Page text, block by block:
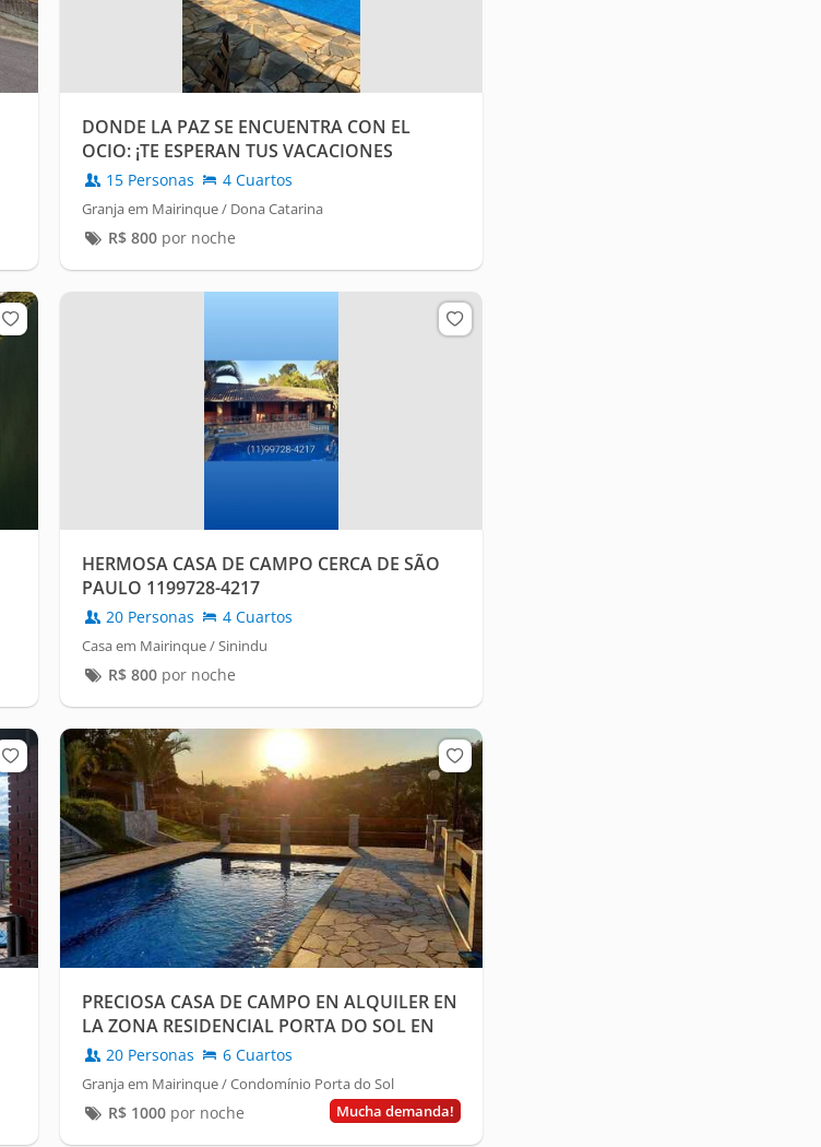
DONDE LA PAZ SE ENCUENTRA CON EL
OCIO: ¡TE ESPERAN TUS VACACIONES
PERFECTAS!
15 Personas 4 Cuartos
Granja em Mairinque / Dona Catarina
R$ 800por noche
HERMOSA CASA DE CAMPO CERCA DE SÃO
PAULO 1199728-4217
20 Personas 4 Cuartos
Casa em Mairinque / Sinindu
R$ 800por noche
PRECIOSA CASA DE CAMPO EN ALQUILER EN
LA ZONA RESIDENCIAL PORTA DO SOL EN
MAIRINQUE - SP.
20 Personas 6 Cuartos
Granja em Mairinque / Condomínio Porta do Sol
Mucha demanda!
R$ 1000por noche